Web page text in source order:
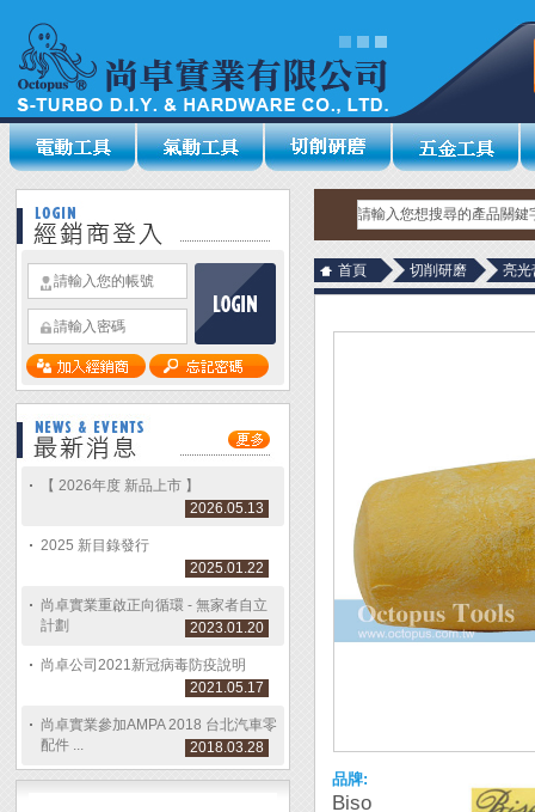
【 2026年度 新品上市 】
2026.05.13
2025 新目錄發行
2025.01.22
尚卓實業重啟正向循環 - 無家者自立
計劃
2023.01.20
尚卓公司2021新冠病毒防疫說明
2021.05.17
尚卓實業參加AMPA 2018 台北汽車零
配件 ...
2018.03.28
首頁 切削研磨 亮光
品牌:
Biso